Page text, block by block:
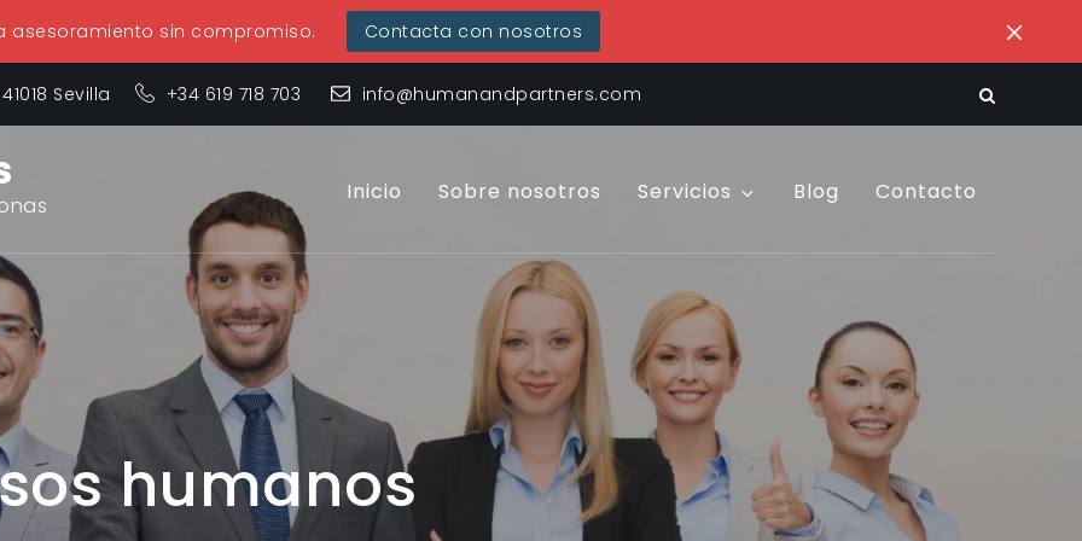
asesoramiento sin compromiso.
Contacta con nosotros
Sevilla +34 619 718 703 info@humanandpartners.com
Inicio Sobre nosotros Servicios Blog Contacto
humanos